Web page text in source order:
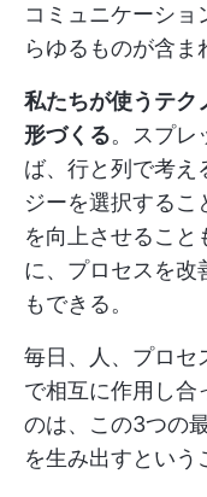
コミュニケーショ
らゆるものが含ま
私たちが使うテク
形づくる。スプレ
ば、行と列で考え
ジーを選択するこ
を向上させること
に、プロセスを改
もできる。
毎日、人、プロセ
で相互に作用し合
のは、この3つの
を生み出すという